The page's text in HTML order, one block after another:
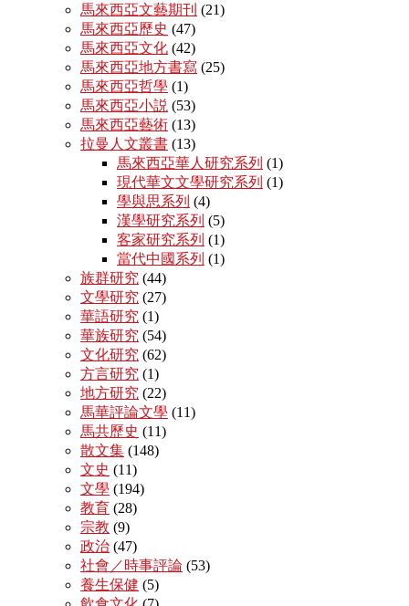
馬來西亞文藝期刊 (21)
馬來西亞歷史 (47)
馬來西亞文化 (42)
馬來西亞地方書寫 (25)
馬來西亞哲學 (1)
馬來西亞小説 (53)
馬來西亞藝術 (13)
拉曼人文叢書 (13)
馬來西亞華人研究系列 (1)
現代華文文學研究系列 (1)
學與思系列 (4)
漢學研究系列 (5)
客家研究系列 (1)
當代中國系列 (1)
族群研究 (44)
文學研究 (27)
華語研究 (1)
華族研究 (54)
文化研究 (62)
方言研究 (1)
地方研究 (22)
馬華評論文學 (11)
馬共歷史 (11)
散文集 (148)
文史 (11)
文學 (194)
教育 (28)
宗教 (9)
政治 (47)
社會／時事評論 (53)
養生保健 (5)